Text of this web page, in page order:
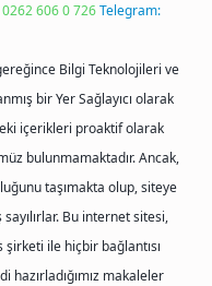
606 0 726Telegram:
Bilgi Teknolojileri ve
bir Yer Sağlayıcı olarak
içerikleri proaktif olarak
bulunmamaktadır. Ancak,
taşımakta olup, siteye
Bu internet sitesi,
ile hiçbir bağlantısı
hazırladığımız makaleler